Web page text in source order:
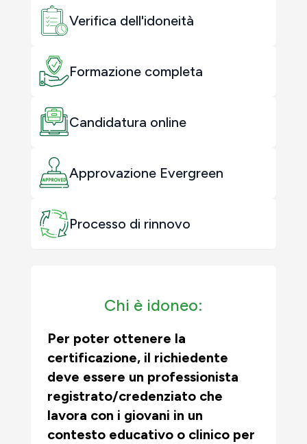
Verifica dell'idoneità
Formazione completa
Candidatura online
Approvazione Evergreen
Processo di rinnovo
Chi è idoneo:
Per poter ottenere la
certificazione, il richiedente
deve essere un professionista
registrato/credenziato che
lavora con i giovani in un
contesto educativo o clinico per